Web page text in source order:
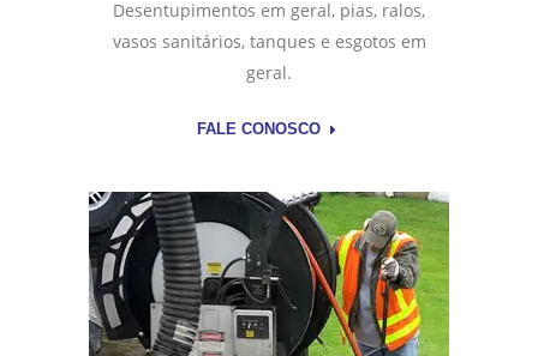
Desentupimentos em geral, pias, ralos,
vasos sanitários, tanques e esgotos em
geral.
FALE CONOSCO